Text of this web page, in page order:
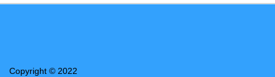
Copyright © 2022